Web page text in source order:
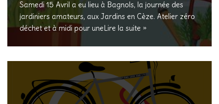
Samedi 15 Avril a eu lieu à Bagnols, la journée des
jardiniers amateurs, aux Jardins en Cèze. Atelier zéro
déchet et à midi pour uneLire la suite »